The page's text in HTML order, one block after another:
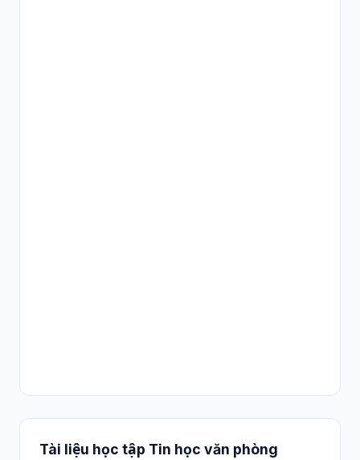
Tài liệu học tập Tin học văn phòng